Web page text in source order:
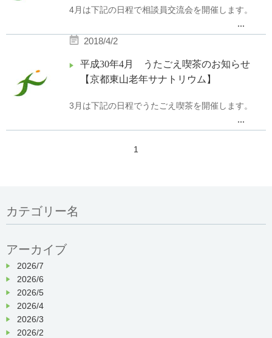
4月は下記の日程で相談員交流会を開催します。
場所：はーとふる東山 談話室
内容：施設紹介
グループワーク
参加費：無料
また、お電話でも受け付けておりますのでお
...
2018/4/2
平成30年4月 うたごえ喫茶のお知らせ
【京都東山老年サナトリウム】
3月は下記の日程でうたごえ喫茶を開催します。
コーヒーやお菓子を用意してお待ちしております。
...
1
カテゴリー名
アーカイブ
2026/7
2026/6
2026/5
2026/4
2026/3
2026/2